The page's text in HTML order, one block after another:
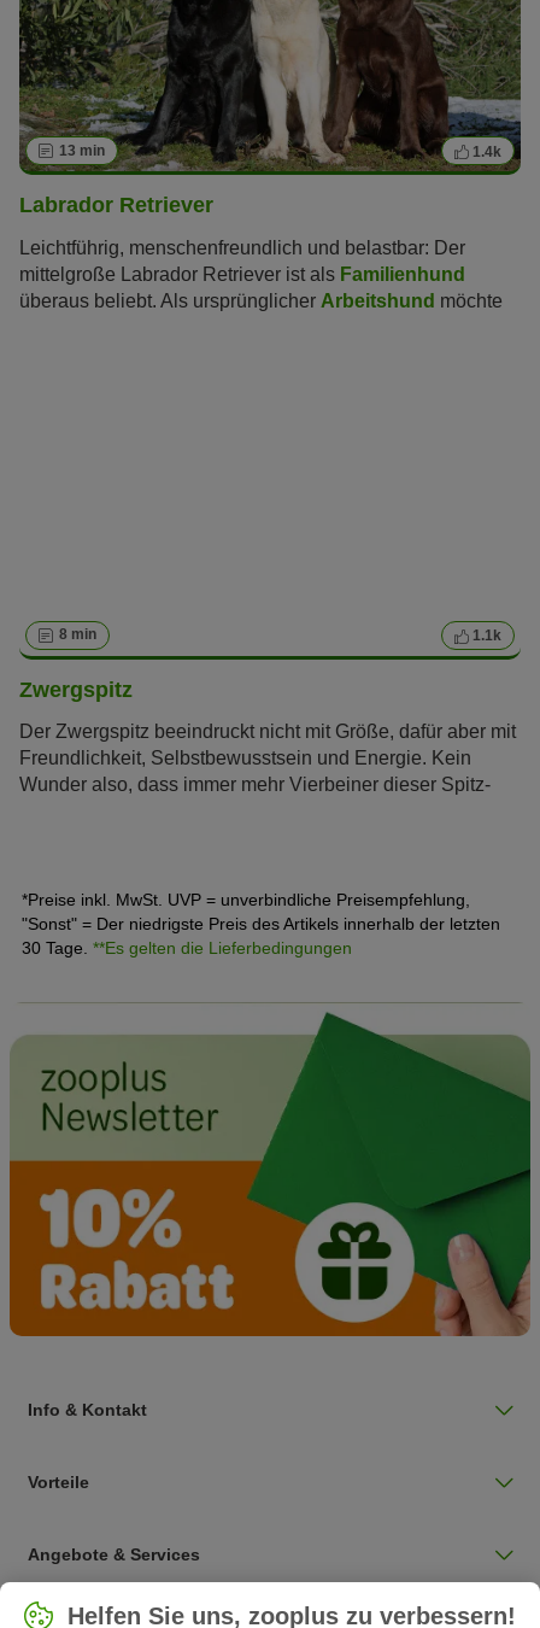
13 min 1.4k
Labrador Retriever
Leichtführig, menschenfreundlich und belastbar: Der
mittelgroße Labrador Retriever ist als Familienhund
überaus beliebt. Als ursprünglicher Arbeitshund möchte
8 min 1.1k
Zwergspitz
Der Zwergspitz beeindruckt nicht mit Größe, dafür aber mit
Freundlichkeit, Selbstbewusstsein und Energie. Kein
Wunder also, dass immer mehr Vierbeiner dieser Spitz-
*Preise inkl. MwSt. UVP = unverbindliche Preisempfehlung,
"Sonst" = Der niedrigste Preis des Artikels innerhalb der letzten
30 Tage. **Es gelten die Lieferbedingungen
Info & Kontakt
Vorteile
Angebote & Services
Land auswählen
Helfen Sie uns, zooplus zu verbessern!